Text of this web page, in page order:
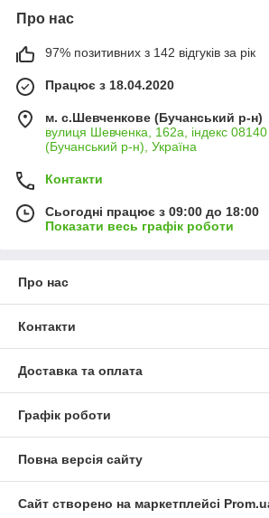
Про нас
97% позитивних з 142 відгуків за рік
Працює з 18.04.2020
м. с.Шевченкове (Бучанський р-н)
вулиця Шевченка, 162а, індекс
(Бучанський р-н), Україна
Контакти
Сьогодні працює з 09:00 до 18:00
Показати весь графік роботи
Про нас
Контакти
Доставка та оплата
Графік роботи
Повна версія сайту
Сайт створено на маркетплейсі